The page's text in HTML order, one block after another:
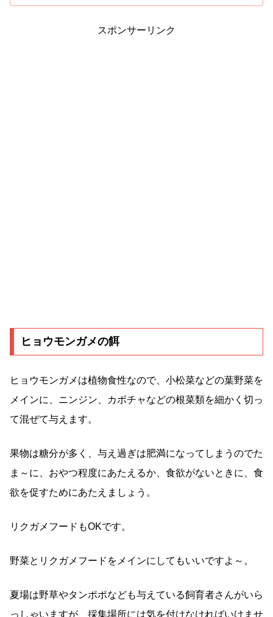
スポンサーリンク
ヒョウモンガメの餌
ヒョウモンガメは植物食性なので、小松菜などの葉野菜を
メインに、ニンジン、カボチャなどの根菜類を細かく切っ
て混ぜて与えます。
果物は糖分が多く、与え過ぎは肥満になってしまうのでた
ま～に、おやつ程度にあたえるか、食欲がないときに、食
欲を促すためにあたえましょう。
リクガメフードもOKです。
野菜とリクガメフードをメインにしてもいいですよ～。
夏場は野草やタンポポなども与えている飼育者さんがいら
っしゃいますが、採集場所には気を付けなければいけませ